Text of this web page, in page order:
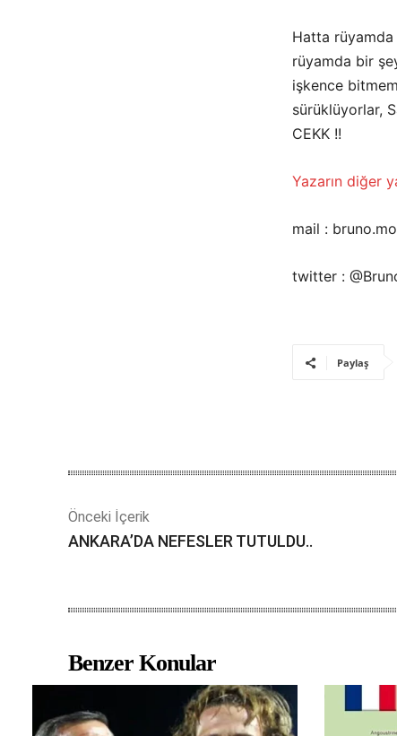
Hatta rüyamda
rüyamda bir
işkence
sürüklüyorlar,
CEKK !!
Yazarın diğer
mail :
twitter :
Paylaş
Önceki İçerik
ANKARA’DA NEFESLER TUTULDU..
Benzer Konular